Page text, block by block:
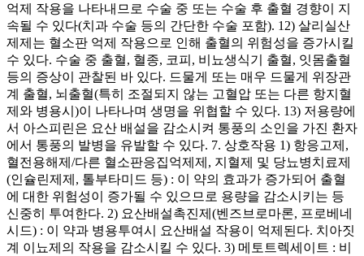
억제 작용을 나타내므로 수술 중 또는 수술 후 출혈 경향이 지
속될 수 있다(치과 수술 등의 간단한 수술 포함). 12) 살리실산
제제는 혈소판 억제 작용으로 인해 출혈의 위험성을 증가시킬
수 있다. 수술 중 출혈, 혈종, 코피, 비뇨생식기 출혈, 잇몸출혈
등의 증상이 관찰된 바 있다. 드물게 또는 매우 드물게 위장관
계 출혈, 뇌출혈(특히 조절되지 않는 고혈압 또는 다른 항지혈
제와 병용시)이 나타나며 생명을 위협할 수 있다. 13) 저용량에
서 아스피린은 요산 배설을 감소시켜 통풍의 소인을 가진 환자
에서 통풍의 발병을 유발할 수 있다. 7. 상호작용 1) 항응고제,
혈전용해제/다른 혈소판응집억제제, 지혈제 및 당뇨병치료제
(인슐린제제, 톨부타미드 등) : 이 약의 효과가 증가되어 출혈
에 대한 위험성이 증가될 수 있으므로 용량을 감소시키는 등
신중히 투여한다. 2) 요산배설촉진제(벤즈브로마론, 프로베네
시드) : 이 약과 병용투여시 요산배설 작용이 억제된다. 치아짓
계 이뇨제의 작용을 감소시킬 수 있다. 3) 메토트렉세이트 : 비